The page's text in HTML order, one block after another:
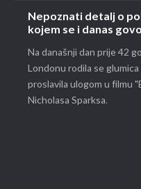
Nepoznati detalj o
kojem se i danas
Na današnji dan prije 42
Londonu rodila se
proslavila ulogom u filmu
Nicholasa Sparksa.